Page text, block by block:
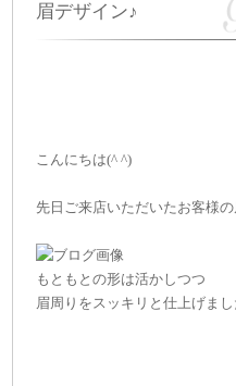
眉デザイン♪
こんにちは(^ ^)
先日ご来店いただいたお客様の
もともとの形は活かしつつ
眉周りをスッキリと仕上げまし